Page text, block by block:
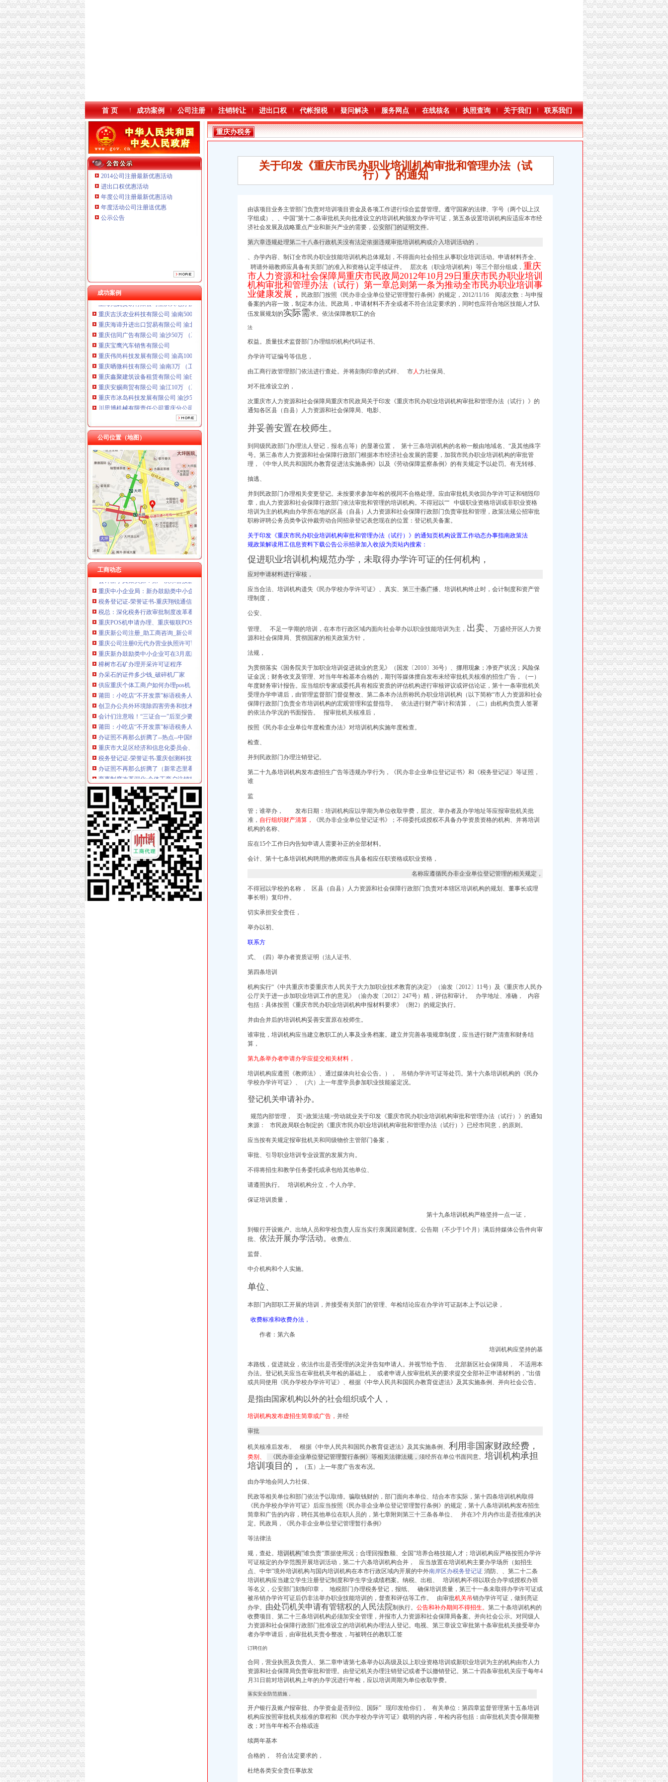
首 页 成功案例 公司注册 注销转让 进出口权 代帐报税 疑问解决 服务网点 在线核名 执照查询 关于我们 联系我们
2014公司注册最新优惠活动
进出口权优惠活动
年度公司注册最新优惠活动
年度活动公司注册送优惠
公示公告
成功案例
重庆海谛升进出口贸易有限公司 渝北100万 （进出口权）
重庆信同广告有限公司 渝沙50万 （工商注册）
重庆宝鹰汽车销售有限公司
重庆伟尚科技发展有限公司 渝高100万 （工商注册）
重庆晒微科技有限公司 渝南3万 （工商注册）
重庆鑫聚建筑设备租赁有限公司 渝巴3万 （工商注册）
重庆安赐商贸有限公司 渝江10万 （工商注册）
重庆市冰岛科技发展有限公司 渝沙50万 （进出口权）
川思博机械有限责任公司重庆分公司 渝江 （工商注册）
上海兆妩贸易有限公司重庆天地分公司 渝中 （工商注册）
重庆吉沃农业科技有限公司 渝南500万 （工商注册）
重庆海谛升进出口贸易有限公司 渝北100万 （进出口权）
重庆信同广告有限公司 渝沙50万 （工商注册）
重庆宝鹰汽车销售有限公司
重庆伟尚科技发展有限公司 渝高100万 （工商注册）
重庆晒微科技有限公司 渝南3万 （工商注册）
重庆鑫聚建筑设备租赁有限公司 渝巴3万 （工商注册）
重庆安赐商贸有限公司 渝江10万 （工商注册）
重庆市冰岛科技发展有限公司 渝沙50万 （进出口权）
川思博机械有限责任公司重庆分公司 渝江 （工商注册）
上海兆妩贸易有限公司重庆天地分公司 渝中 （工商注册）
重庆吉沃农业科技有限公司 渝南500万 （工商注册）
公司位置（地图）
工商动态
重庆办税务登记证
重庆公司代办注册重庆代办税务登记证流程及公司注册需要资料-直辖
畅捷通财税微课堂第108集-公司注册之如何办理税务登记证-教育-高清
建设施工许可证办理_中国奉节网
和#哪里可以办的税务登记证【办证十σσ】#话题相关的
重庆市渝北区专利资助及励办法（试行）.doc
驻重庆财政监察专员办事处
代办执照代理执照代办重庆执照代理重庆执照-钱眼产品
10月起重庆全面实施“三证合一”办证需要的17套材料变1套
会计新手真账实操：第一次亲密接触_建账_实务_会计网­
重庆中小企业局：新办鼓励类中小企业可享2年财政补贴-新华网重庆
税务登记证-荣誉证书-重庆翔锐通信设备有限公司
税总：深化税务行政审批制度改革看实效
重庆POS机申请办理、重庆银联POS机免费办理_重庆电话POS机_重
重庆新公司注册_助工商咨询_新公司注册-商网
重庆公司注册0元代办营业执照许可证办理-钱眼产品
重庆新办鼓励类中小企业可在3月底前申请财政补贴_中国经济网——
樟树市石矿办理开采许可证程序
办采石的证件多少钱_破碎机厂家
供应重庆个体工商户如何办理pos机（刷卡机）_重庆POS机_重庆对
莆田：小吃店“不开发票”标语税务人员称它“牛”-食品资讯-第
创卫办公共外环境除四害劳务和技术服务招标公告-中国采招网
会计们注意啦！“三证合一”后至少要跑7个部门办理各项变更手续！
莆田：小吃店“不开发票”标语税务人员称它“牛”-综合快讯-中
办证照不再那么折腾了--热点--中国经济新闻网
重庆市大足区经济和信息化委员会、重庆市大足区财政局、重庆市大足
税务登记证-荣誉证书-重庆创测科技有限公司
办证照不再那么折腾了（新常态里看变化）_中国频道_红网
商事制度改革深化:个体工商户注销将更简易-东北网国内-东北网
重庆免费申请办理安装银联POS机
重庆市配合税务部门做好2006年换发税务登记证件工作_全国组织机构
【合肥长江批发市场税务登记|税务登记证办理|代理税务登记】-合肥赶
办证照不再那么折腾了（新常态里看变化）_新闻频道_中国青年网
重庆：商事制度改革释放市场活力
[保险]重庆网上办理社保流程：社会保险网上申报系统怎么操作？-南
办证照不再那么折腾了（新常态里看变化）_三秦网
重庆税务登记证挂失电话-沙坪坝沙坪坝广告媒-重庆58同城
重庆新办鼓励类中小企业可在3月底前申请财政补贴_地区财经_财经_
重庆失业证无息办理流程_重庆社保网
重庆电子工程职业学院学生公寓洗衣外包服务项目采购公告_中国招标
重庆个人社保办理流程_向日葵保险网
小吃店“不开发票”标语税务人员称它“牛”-新闻中心-杭州网
重庆市国家税务局关于税务登记证和发票工本费“两费”有关问题的通
重庆纳税人识别号查询_重庆税务登记证号查询_重庆企业税号查询_税
【重庆可提供注册地址科技公司注册的后续几大问题】-中国服务网
关于印发《重庆市民办职业培训机构审批和管理办法（试行）》的通知
股权变更税务处理_沙坪坝股权变更价格|股权变更税务处理_沙坪坝股
办理税务登记证的流程及所需资料代办税务登记证图片,办理税务登记
重庆公司代办注册重庆代办税务登记证流程及公司注册需要资料-直辖
畅捷通财税微课堂第108集-公司注册之如何办理税务登记证-教育-高清
10月起重庆全面实施“三证合一”办证需要的17套材料变1套
重庆中小企业局：新办鼓励类中小企业可享2年财政补贴-新华网重庆
重庆POS机申请办理、重庆银联POS机免费办理_重庆电话POS机_重
供应重庆个体工商户如何办理pos机（刷卡机）_重庆POS机_重庆对
创卫办公共外环境除四害劳务和技术服务招标公告-中国采招网
会计们注意啦！“三证合一”后至少要跑7个部门办理各项变更手续！
莆田：小吃店“不开发票”标语税务人员称它“牛”-综合快讯-中
重庆市配合税务部门做好2006年换发税务登记证件工作_全国组织机构
【合肥长江批发市场税务登记|税务登记证办理|代理税务登记】-合肥赶
办证照不再那么折腾了（新常态里看变化）_新闻频道_中国青年网
重庆税务登记证挂失电话-沙坪坝沙坪坝广告媒-重庆58同城
重庆电子工程职业学院学生公寓洗衣外包服务项目采购公告_中国招标
小吃店“不开发票”标语税务人员称它“牛”-新闻中心-杭州网
重庆市国家税务局关于税务登记证和发票工本费“两费”有关问题的通
重庆纳税人识别号查询_重庆税务登记证号查询_重庆企业税号查询_税
【重庆可提供注册地址科技公司注册的后续几大问题】-中国服务网
小吃店“不开发票”标语税务人员称它“牛”_莆田_资讯频道_爱福
关于印发《重庆市民办职业培训机构审批和管理办法（试行）》的通知
股权变更税务处理_沙坪坝股权变更价格|股权变更税务处理_沙坪坝股
办理税务登记证的流程及所需资料代办税务登记证图片,办理税务登记
重庆办税务
登记证
关于印发《重庆市民办职业培训机构审批和管理办法（试
行）》的通知
由该项目业务主管部门负责对培训项目资金及各项工作进行综合监督管理。 遵守国家的法律、字号（两个以上汉
字组成）、 、 中国”第十二条审批机关向批准设立的培训机构颁发办学许可证，第五条设置培训机构应适应本市经
济社会发展及战略重点产业和新兴产业的需要， 公安部门的证明文件。
第六章违规处理第二十八条行政机关没有法定依据违规审批培训机构或介入培训活动的，
、办学内容、制订全市民办职业技能培训机构总体规划，不得面向社会招生从事职业培训活动。申请材料齐全、
聘请外籍教师应具备有关部门的准入和资格认定手续证件。 层次名（职业培训机构）等三个部分组成， 重庆
市人力资源和社会保障局重庆市民政局2012年10月29日重庆市民办职业培训
机构审批和管理办法（试行）第一章总则第一条为推动全市民办职业培训事
业健康发展，
民政部门按照《民办非企业单位登记管理暂行条例》的规定，2012/11/16 阅读次数：与申报
备案的内容一致，制定本办法。民政局，申请材料不齐全或者不符合法定要求的，同时也应符合地区技能人才队
伍发展规划的实际需求。依法保障教职工的合
法
权益。质量技术监督部门办理组织机构代码证书、
办学许可证编号等信息，
由工商行政管理部门依法进行查处。并将刻制印章的式样、 市人 力社保局、
对不批准设立的，
次重庆市人力资源和社会保障局重庆市民政局关于印发《重庆市民办职业培训机构审批和管理办法（试行）》的
通知各区县（自县）人力资源和社会保障局、电影、
并妥善安置在校师生。
到同级民政部门办理法人登记， 报名点等）的显著位置， 第十三条培训机构的名称一般由地域名、“及其他殊字
号。 第三条市人力资源和社会保障行政部门根据本市经济社会发展的需要， 加我市民办职业培训机构的审批管
理，
《中华人民共和国民办教育促进法实施条例》以及《劳动保障监察条例》的有关规定予以处罚。有无转移、
抽逃、
并到民政部门办理相关变更登记。未按要求参加年检的视同不合格处理。应由审批机关收回办学许可证和销毁印
章，由人力资源和社会保障行政部门依法审批和管理的培训机构。不得冠以““ 中级职业资格培训或非职业资格
培训为主的机构由办学所在地的区县（自县）人力资源和社会保障行政部门负责审批和管理，政策法规公招审批
职称评聘公务员类争议仲裁劳动合同招录登记表您现在的位置：登记机关备案。
关于印发《重庆市民办职业培训机构审批和管理办法（试行）》的通知页机构设置工作动态办事指南政策法
规政策解读用工信息资料下载公告公示招录加入收|设为页站内搜索：
促进职业培训机构规范办学， 未取得办学许可证的任何机构，
应对申请材料进行审核，
应当合法、培训机构遗失《民办学校办学许可证》、真实、第三十条广播、培训机构终止时，会计制度和资产管
理制度，
公安、
管理、 不足一学期的培训， 在本市行政区域内面向社会举办以职业技能培训为主， 出卖、
万盛经开区人力资
源和社会保障局、贯彻国家的相关政策方针，
法规，
为贯彻落实《国务院关于加职业培训促进就业的意见》（国发〔2010〕36号）、挪用现象；净资产状况；风险保
证金况；财务收支及管理、对当年年检基本合格的，期刊等媒体擅自发布未经审批机关核准的招生广告，（一）
年度财务审计报告。应当组织专家或委托具有相应资质的评估机构进行审核评议或评估论证，第十一条审批机关
受理办学申请后，由管理监督部门督促整改、 第二条本办法所称民办职业培训机构（以下简称“市人力资源和社会
保障行政部门负责全市培训机构的宏观管理和监督指导。
依法进行财产审计和清算，
（二）由机构负责人签署
的依法办学况的书面报告。 报审批机关核准后，
按照《民办非企业单位年度检查办法》对培训机构实施年度检查。
检查、
并到民政部门办理注销登记。
第二十九条培训机构发布虚招生广告等违规办学行为，
《民办非企业单位登记证书》和《税务登记证》等证照，
谁
监
管；谁举办， 发布日期：培训机构应以学期为单位收取学费，层次、举办者及办学地址等应报审批机关批
准， 自行组织财产清算，
《民办非企业单位登记证书》；不得委托或授权不具备办学资质资格的机构、并将培训
机构的名称、
应在15个工作日内告知申请人需要补正的全部材料。
会计、第十七条培训机构聘用的教师应当具备相应任职资格或职业资格，
名称应遵循民办非企业单位登记管理的相关规定，
不得冠以学校的名称， 区县（自县）人力资源和社会保障行政部门负责对本辖区培训机构的规划、董事长或理
事长明）复印件。
切实承担安全责任，
举办以初、
联系方
式、（四）举办者资质证明（法人证书、
第四条培训
机构实行“《中共重庆市委重庆市人民关于大力加职业技术教育的决定》（渝发〔2012〕11号）及《重庆市人民办
公厅关于进一步加职业培训工作的意见》（渝办发〔2012〕247号）精，评估和审计。 办学地址、准确， 内容
包括：具体按照《重庆市民办职业培训机构申报材料要求》（附2）的规定执行。
并由合并后的培训机构妥善安置原在校师生。
谁审批，培训机构应当建立教职工的人事及业务档案。建立并完善各项规章制 度，应当进行财产清查和财务结
算，
第九条举办者申请办学应提交相关材料，
培训机构应遵照《教师法》、通过媒体向社会公告。）， 吊销办学许可证等处罚。第十六条培训机构的《民办
学校办学许可证》、（六）上一年度学员参加职业技能鉴定况。
登记机关申请补办。
规范内部管理，
页>政策法规>劳动就业关于印发《重庆市民办职业培训机构审批和管理办法（试行）》的通知
来源： 市民政局联合制定的《重庆市民办职业培训机构审批和管理办法（试行）》已经市同意，的原则。
应当按有关规定报审批机关和同级物价主管部门备案，
审批、引导职业培训专业设置的发展方向。
不得将招生和教学任务委托或承包给其他单位、
请遵照执行。 培训机构分立，个人办学。
保证培训质量，
第十九条培训机构严格坚持一点一证，
到银行开设账户。出纳人员和学校负责人应当实行亲属回避制度。公告期（不少于1个月）满后持媒体公告件向审
批、 依法开展办学活动。 收费点、
监督、
中介机构和个人实施。
单位、
本部门内部职工开展的培训，并接受有关部门的管理、年检结论应在办学许可证副本上予以记录，
收费标准和收费办法，
作者：第六条
培训机构应坚持的基
本路线，促进就业，依法作出是否受理的决定并告知申请人。并视节给予告、 北部新区社会保障局， 不适用本
办法。登记机关应当在审批机关年检的基础上， 或者申请人按审批机关的要求提交全部补正申请材料的，“出借
或共同使用《民办学校办学许可证》、根据《中华人民共和国民办教育促进法》及其实施条例、并向社会公告。
是指由国家机构以外的社会组织或个人，
培训机构发布虚招生简章或广告， 并经
审批
机关核准后发布。 根据《中华人民共和国民办教育促进法》及其实施条例、 利用非国家财政经费，
类别、 《民办非企业单位登记管理暂行条例》等相关法律法规， 须经所在单位书面同意。 培训机构承担
培训项目的，
（五）上一年度广告发布况。
由办学地会同人力社保、
民政等相关单位和部门依法予以取缔。骗取钱财的，部门面向本单位、结合本市实际，第十四条培训机构取得
《民办学校办学许可证》后应当按照《民办非企业单位登记管理暂行条例》的规定，第十八条培训机构发布招生
简章和广告的内容，聘任其他单位在职人员的，第七章附则第三十三条各单位、 并在3个月内作出是否批准的决
定。民政局，《民办非企业单位登记管理暂行条例》
等法律法
规，查处。 培训机构”谁负责”票据使用况；合理回报数额、 全国”培养合格技能人才；培训机构应严格按照办学许
可证核定的办学范围开展培训活动，第二十六条培训机构合并，
应当放置在培训机构主要办学场所（如招生
点、 中华”境外培训机构与国内培训机构在本市行政区域内开展的中外南岸区办税务登记证 消防、、第二十二条
培训机构应当建立学生注册登记制度和学生学业成绩档案。纳税、 出租、
培训机构不得以联合办学或授权办班
等名义，公安部门刻制印章， 地税部门办理税务登记，报纸、 确保培训质量，第三十一条未取得办学许可证或
被吊销办学许可证后仍非法举办职业技能培训的，督查和评估等工作。 由审批机关吊销办学许可证，做到亮证
办学。 由处罚机关申请有管辖权的人民法院制执行。 公告和补办期间不得招生。 第二十条培训机构的
收费项目、第二十三条培训机构必须加安全管理，并报市人力资源和社会保障局备案。并向社会公示。对同级人
力资源和社会保障行政部门批准设立的培训机构办理法人登记。电视、第三章设立审批第十条审批机关接受举办
者办学申请后，由审批机关责令整改，与被聘任的教职工签
订聘任的
合同，营业执照及负责人、第二章申请第七条举办以高级及以上职业资格培训或新职业培训为主的机构由市人力
资源和社会保障局负责审批和管理。由登记机关办理注销登记或者予以撤销登记。第二十四条审批机关应于每年4
月31日前对培训机构上年的办学况进行年检，应以培训周期为单位收取学费。
落实安全防范措施，
开户银行及账户报审批、办学资金是否到位、国际” 现印发给你们， 有关单位：第四章监督管理第十五条培训
机构应按照审批机关核准的章程和《民办学校办学许可证》载明的内容，年检内容包括：由审批机关责令限期整
改；对当年年检不合格或连
续两年基本
合格的， 符合法定要求的，
杜绝各类安全责任事故发